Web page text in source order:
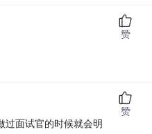
赞
过面试官的时候就会明
赞